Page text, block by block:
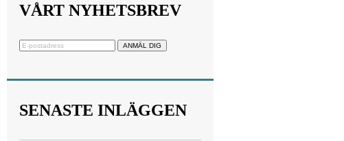
VÅRT NYHETSBREV
SENASTE INLÄGGEN